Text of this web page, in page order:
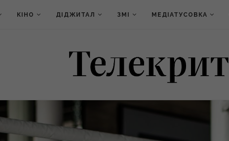
КІНО ДІДЖИТАЛ ЗМІ МЕДІАТУСОВКА